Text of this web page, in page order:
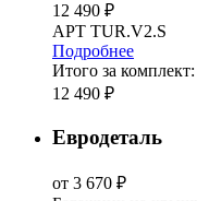
12 490 ₽
АРТ TUR.V2.S
Подробнее
Итого за комплект:
12 490 ₽
Евродеталь
от 3 670 ₽